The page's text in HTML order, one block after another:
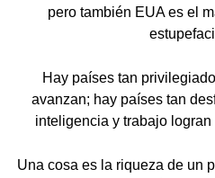
pero también EUA es el
Hay países tan
avanzan; hay países tan
inteligencia y trabajo
Una cosa es la riqueza de un